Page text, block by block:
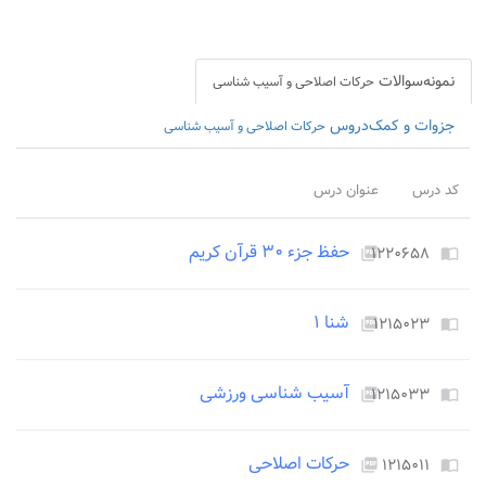
نمونه‌سوالات حرکات اصلاحی و آسیب شناسی
جزوات و کمک‌دروس حرکات اصلاحی و آسیب شناسی
کد درس عنوان درس
import_contacts ۱۲۲۰۶۵۸picture_as_pdf حفظ جزء ۳۰ قرآن کریم
import_contacts ۱۲۱۵۰۲۳picture_as_pdf شنا ۱
import_contacts ۱۲۱۵۰۳۳picture_as_pdf آسیب شناسی ورزشی
import_contacts ۱۲۱۵۰۱۱ picture_as_pdf حرکات اصلاحی